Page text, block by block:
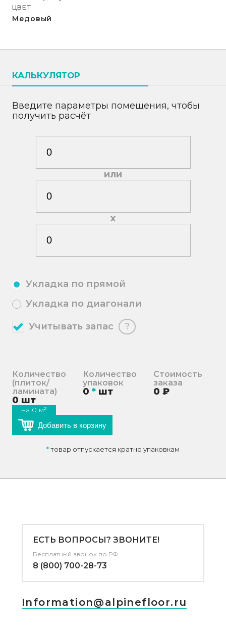
ЦВЕТ
Медовый
КАЛЬКУЛЯТОР
Введите параметры помещения, чтобы
получить расчёт
или
х
Укладка по прямой
Укладка по диагонали
Учитывать запас ?
Количество
(плиток/
ламината)
0 шт
на 0 м²
Количество
упаковок
0 * шт
Стоимость
заказа
0 ₽
Добавить в корзину
*товар отпускается кратно упаковкам
ЕСТЬ ВОПРОСЫ? ЗВОНИТЕ!
Бесплатный звонок по РФ
8 (800) 700-28-73
Information@alpinefloor.ru